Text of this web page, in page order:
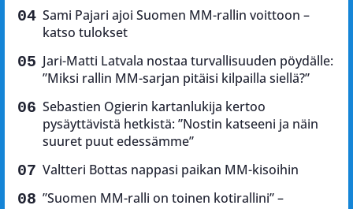
Sami Pajari ajoi Suomen MM-rallin voittoon –
katso tulokset
Jari-Matti Latvala nostaa turvallisuuden pöydälle:
”Miksi rallin MM-sarjan pitäisi kilpailla siellä?”
Sebastien Ogierin kartanlukija kertoo
pysäyttävistä hetkistä: ”Nostin katseeni ja näin
suuret puut edessämme”
Valtteri Bottas nappasi paikan MM-kisoihin
”Suomen MM-ralli on toinen kotirallini” –